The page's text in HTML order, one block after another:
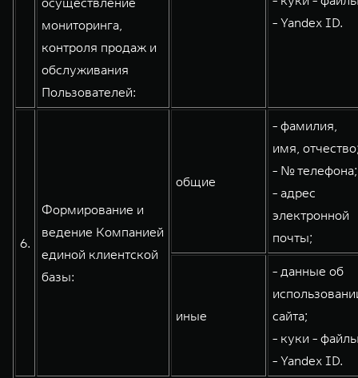
мониторинга,
контроля продаж и
обслуживания
Пользователей:
- Yandex ID.
6.
Формирование и
ведение Компанией
единой клиентской
базы:
общие
- фамилия,
имя,
- № телефона;
- адрес
электронной
почты;
иные
- данные об
сайта;
- куки -
- Yandex ID.